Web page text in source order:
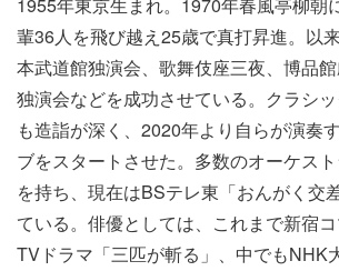
1955年東京生まれ。1970年春風亭柳朝
輩36人を飛び越え25歳で真打昇進。以
本武道館独演会、歌舞伎座三夜、博品
独演会などを成功させている。クラシ
も造詣が深く、2020年より自らが演奏
ブをスタートさせた。多数のオーケス
を持ち、現在はBSテレ東「おんがく交
ている。俳優としては、これまで新宿コ
TVドラマ「三匹が斬る」、中でもNHK